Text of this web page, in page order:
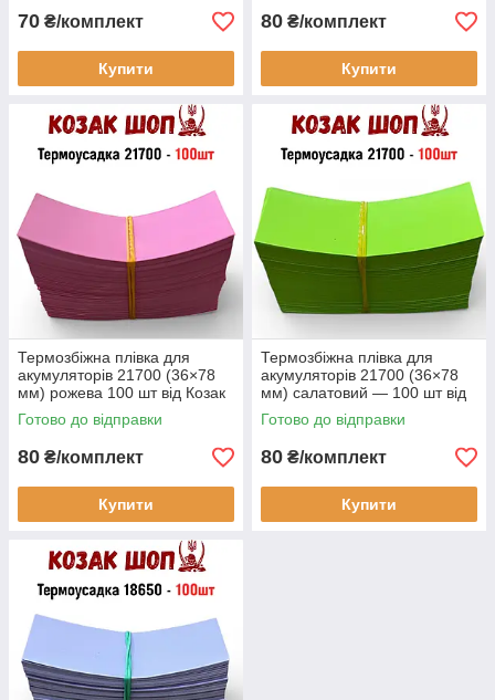
70 ₴/комплект
Купити
80 ₴/комплект
Купити
Термозбіжна плівка для
акумуляторів 21700 (36×78
мм) рожева 100 шт від Козак
Шоп
Готово до відправки
80 ₴/комплект
Купити
Термозбіжна плівка для
акумуляторів 21700 (36×78
мм) салатовий — 100 шт від
Козак Шоп
Готово до відправки
80 ₴/комплект
Купити